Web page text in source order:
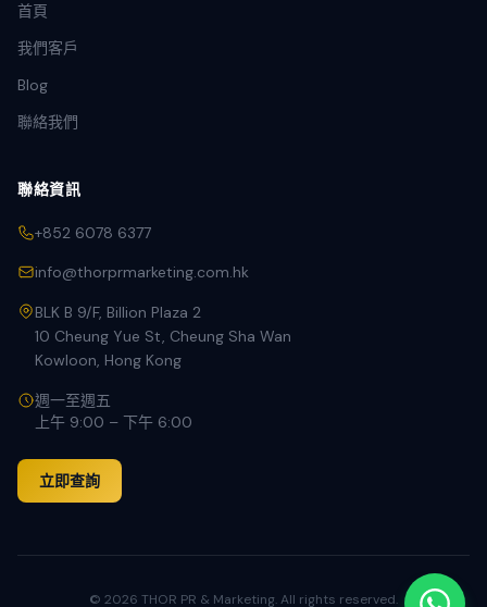
首頁
我們客戶
Blog
聯絡我們
聯絡資訊
+852 6078 6377
info@thorprmarketing.com.hk
BLK B 9/F, Billion Plaza 2
10 Cheung Yue St, Cheung Sha Wan
Kowloon, Hong Kong
週一至週五
上午 9:00 – 下午 6:00
立即查詢
© 2026 THOR PR & Marketing. All rights reserved.